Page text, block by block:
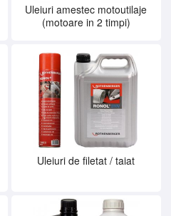
Uleiuri amestec motoutilaje
(motoare in 2 timpi)
Uleiuri de filetat / taiat